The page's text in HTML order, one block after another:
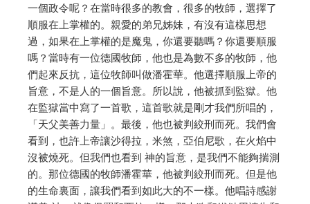
一個政令呢？在當時很多的教會，很多的牧師，選擇了
順服在上掌權的。親愛的弟兄姊妹，有沒有這樣思想
過，如果在上掌權的是魔鬼，你還要聽嗎？你還要順服
嗎？當時有一位德國牧師，他也是為數不多的牧師，他
們起來反抗，這位牧師叫做潘霍華。他選擇順服上帝的
旨意，不是人的一個旨意。所以說，他被抓到監獄。他
在監獄當中寫了一首歌，這首歌就是剛才我們所唱的，
「天父美善力量」。最後，他也被判絞刑而死。我們會
看到，也許上帝讓沙得拉，米煞，亞伯尼歌，在火焰中
沒被燒死。但我們也看到 神的旨意，是我們不能夠揣測
的。那位德國的牧師潘霍華，他被判絞刑而死。但是他
的生命裏面，讓我們看到如此大的不一樣。他唱詩感謝